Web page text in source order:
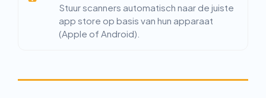
Stuur scanners automatisch naar de juiste
app store op basis van hun apparaat
(Apple of Android).